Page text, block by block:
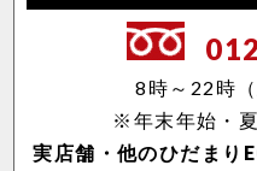
8時～22時
※年末年始・
実店舗・他のひだまり